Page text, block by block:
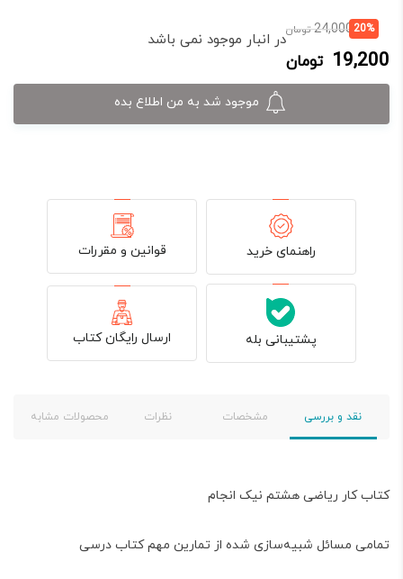
20%
24,000 تومانقیمت
اصلی:
19,200 تومان
قیمت
فعلی:
19,200 تومان.
در انبار موجود نمی باشد
موجود شد به من اطلاع بده
راهنمای خرید قوانین و مقررات
پشتیبانی بله ارسال رایگان کتاب
نقد و بررسی مشخصات نظرات محصولات مشابه
کتاب کار ریاضی هشتم نیک انجام
تمامی مسائل شبیه‌سازی شده از تمارین مهم کتاب درسی